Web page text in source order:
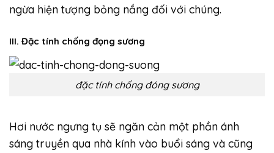
ngừa hiện tượng bỏng nắng đối với chúng.
III. Đặc tính chống đọng sương
đặc tính chống đóng sương
Hơi nước ngưng tụ sẽ ngăn cản một phần ánh
sáng truyền qua nhà kính vào buổi sáng và cũng